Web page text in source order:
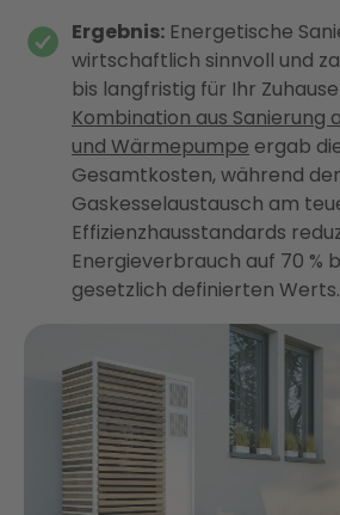
Ergebnis: Energetische
wirtschaftlich sinnvoll und
bis langfristig für Ihr Zuhause
Kombination aus Sanierung
und Wärmepumpe ergab
Gesamtkosten, während
Gaskesselaustausch am
Effizienzhausstandards
Energieverbrauch auf 70 %
gesetzlich definierten Werts.